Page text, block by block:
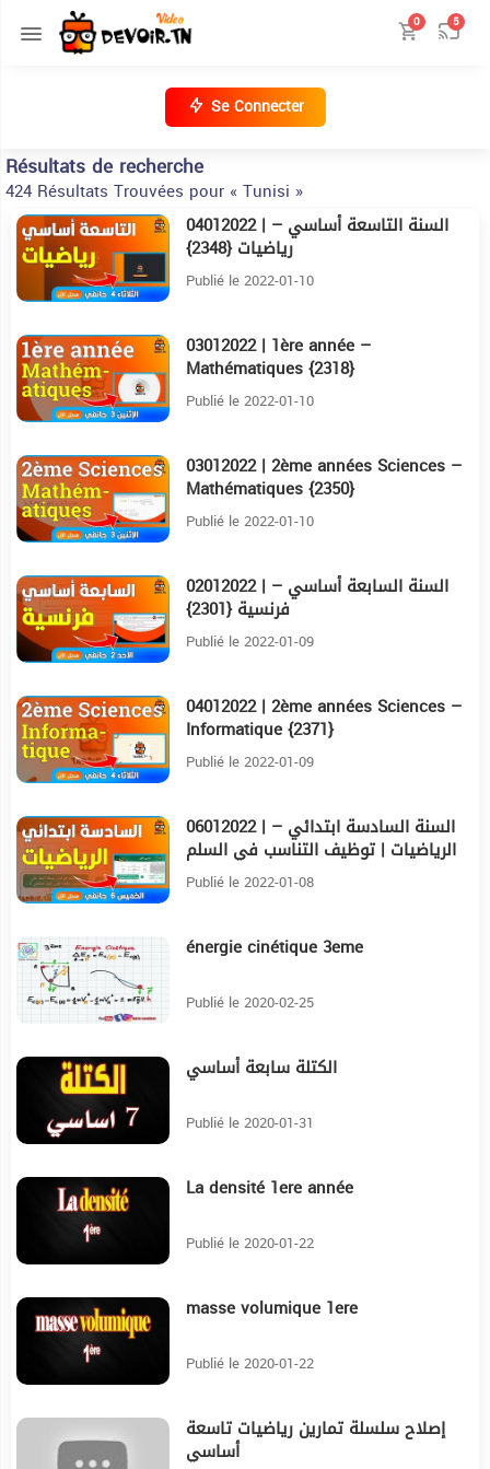
0 5
Se Connecter
Résultats de recherche
424 Résultats Trouvées pour « Tunisi »
9:4 04012022 | السنة التاسعة أساسي –
رياضيات {2348}
Publié le 2022-01-10
10:51 03012022 | 1ère année –
Mathématiques {2318}
Publié le 2022-01-10
11:36 03012022 | 2ème années Sciences –
Mathématiques {2350}
Publié le 2022-01-10
3:30 02012022 | السنة السابعة أساسي –
فرنسية {2301}
Publié le 2022-01-09
4:49 04012022 | 2ème années Sciences –
Informatique {2371}
Publié le 2022-01-09
7:20 06012022 | السنة السادسة ابتدائي –
الرياضيات | توظيف التناسب في السلم
{2344}
Publié le 2022-01-08
19:22 énergie cinétique 3eme
Publié le 2020-02-25
الكتلة سابعة أساسي
Publié le 2020-01-31
La densité 1ere année
Publié le 2020-01-22
7:30 masse volumique 1ere
Publié le 2020-01-22
إصلاح سلسلة تمارين رياضيات تاسعة
أساسي